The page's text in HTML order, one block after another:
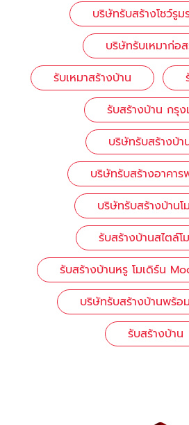
บริษัทรับสร้างโชว์รู
บริษัทรับเหมาก่อ
รับเหมาสร้างบ้าน
รับสร้างบ้าน กรุง
บริษัทรับสร้างบ้า
บริษัทรับสร้างอาคา
บริษัทรับสร้างบ้านโ
รับสร้างบ้านสไตล์โ
รับสร้างบ้านหรู โมเดิร์น
บริษัทรับสร้างบ้านพร้
รับสร้างบ้าน